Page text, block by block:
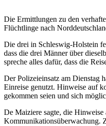
Die Ermittlungen zu den
Flüchtlinge nach
Die drei in Schleswig-Holstein
dass die drei Männer über
spreche alles dafür, dass die
Der Polizeieinsatz am Dienstag
Einreise genutzt. Hinweise auf
gekommen seien und sich
De Maiziere sagte, die Hinweise
Kommunikationsüberwachung.